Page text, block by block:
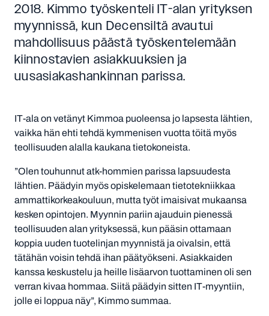
2018. Kimmo työskenteli IT-alan yrityksen
myynnissä, kun Decensiltä avautui
mahdollisuus päästä työskentelemään
kiinnostavien asiakkuuksien ja
uusasiakashankinnan parissa.
IT-ala on vetänyt Kimmoa puoleensa jo lapsesta lähtien,
vaikka hän ehti tehdä kymmenisen vuotta töitä myös
teollisuuden alalla kaukana tietokoneista.
”Olen touhunnut atk-hommien parissa lapsuudesta
lähtien. Päädyin myös opiskelemaan tietotekniikkaa
ammattikorkeakouluun, mutta työt imaisivat mukaansa
kesken opintojen. Myynnin pariin ajauduin pienessä
teollisuuden alan yrityksessä, kun pääsin ottamaan
koppia uuden tuotelinjan myynnistä ja oivalsin, että
tätähän voisin tehdä ihan päätyökseni. Asiakkaiden
kanssa keskustelu ja heille lisäarvon tuottaminen oli sen
verran kivaa hommaa. Siitä päädyin sitten IT-myyntiin,
jolle ei loppua näy”, Kimmo summaa.